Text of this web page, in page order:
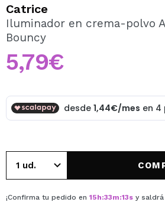
Al crear una cuenta en
tus compras rápidamente, revisar el
Catrice
Iluminador en crema-polvo
Bouncy
5,79€
¡Confirma tu pedido en 15h:33m:13s y